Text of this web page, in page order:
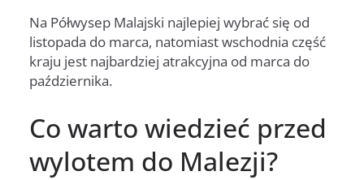
Na Półwysep Malajski najlepiej wybrać się od
listopada do marca, natomiast wschodnia część
kraju jest najbardziej atrakcyjna od marca do
października.
Co warto wiedzieć przed
wylotem do Malezji?